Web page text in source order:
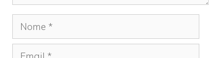
Nome
Email